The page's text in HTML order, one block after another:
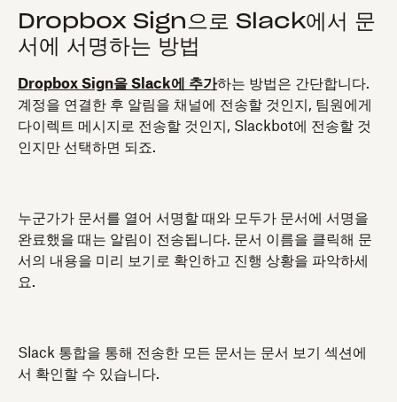
Dropbox Sign으로 Slack에서 문
서에 서명하는 방법
Dropbox Sign을 Slack에 추가하는 방법은 간단합니다.
계정을 연결한 후 알림을 채널에 전송할 것인지, 팀원에게
다이렉트 메시지로 전송할 것인지, Slackbot에 전송할 것
인지만 선택하면 되죠.
누군가가 문서를 열어 서명할 때와 모두가 문서에 서명을
완료했을 때는 알림이 전송됩니다. 문서 이름을 클릭해 문
서의 내용을 미리 보기로 확인하고 진행 상황을 파악하세
요.
Slack 통합을 통해 전송한 모든 문서는 문서 보기 섹션에
서 확인할 수 있습니다.